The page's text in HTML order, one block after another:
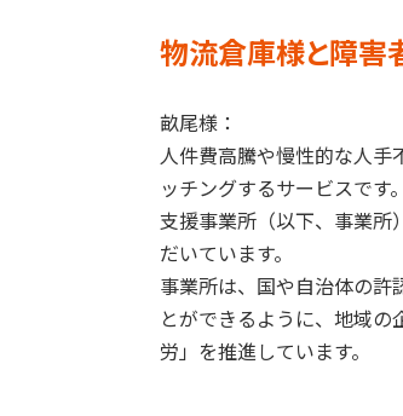
物流倉庫様と障害
畝尾様：
人件費高騰や慢性的な人手
ッチングするサービスです
支援事業所（以下、事業所
だいています。
事業所は、国や自治体の許
とができるように、地域
労」を推進しています。